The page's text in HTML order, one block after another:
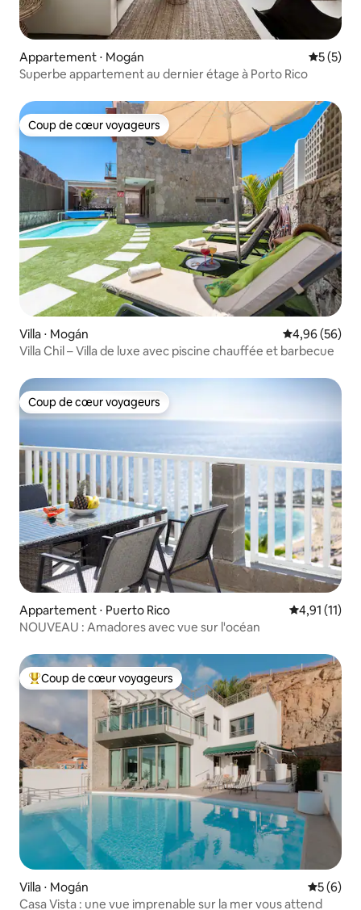
Appartement ⋅ Mogán
5 (5)
Superbe appartement au dernier étage à Porto Rico
Coup de cœur voyageurs
Coup de cœur voyageurs
Villa ⋅ Mogán Évaluation
4,96 (56)
Villa Chil – Villa de luxe avec piscine chauffée et barbecue
Coup de cœur voyageurs
Coup de cœur voyageurs
Appartement ⋅ Puerto Rico Évaluation
4,91 (11)
NOUVEAU : Amadores avec vue sur l'océan
Coups de cœur voyageurs les plus appréciés
Coup de cœur voyageurs
Villa ⋅ Mogán
5 (6)
Casa Vista : une vue imprenable sur la mer vous attend